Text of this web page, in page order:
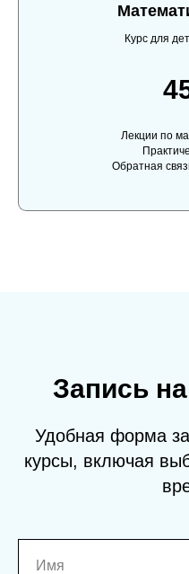
Курс для
Лекции по
Обратная
Запись
Удобная форма
курсы, включая
Имя